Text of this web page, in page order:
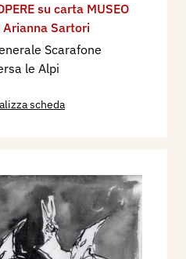
su carta MUSEO
Sartori
Scarafone
le Alpi
scheda